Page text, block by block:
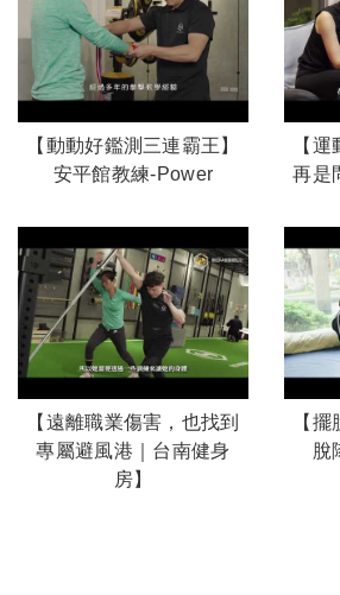
【動動好鑑測三連霸王】
安平館教練-Power
【
再是
【遠離職業傷害，也找到
專屬避風港｜台南健身
房】
【
脫